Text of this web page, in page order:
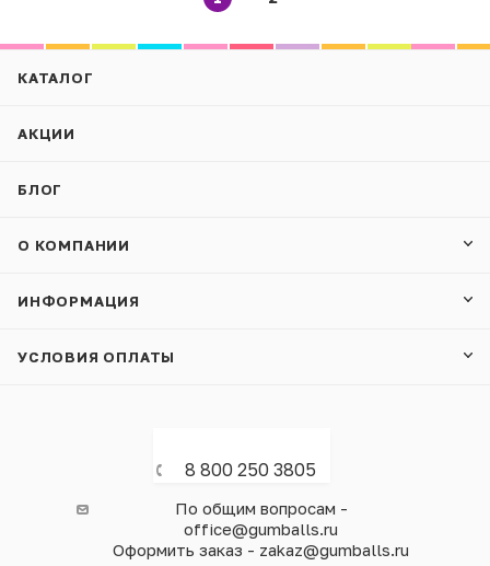
КАТАЛОГ
АКЦИИ
БЛОГ
О КОМПАНИИ
ИНФОРМАЦИЯ
УСЛОВИЯ ОПЛАТЫ
8 800 250 3805
По общим вопросам -
office@gumballs.ru
Оформить заказ - zakaz@gumballs.ru